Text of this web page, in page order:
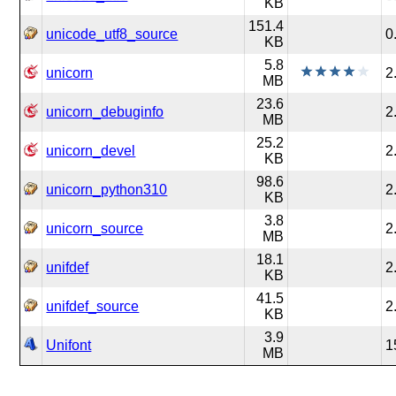
KB
unicode_utf8_source
151.4
KB
unicorn
5.8
MB
unicorn_debuginfo
23.6
MB
unicorn_devel
25.2
KB
unicorn_python310
98.6
KB
unicorn_source
3.8
MB
unifdef
18.1
KB
unifdef_source
41.5
KB
Unifont
3.9
MB